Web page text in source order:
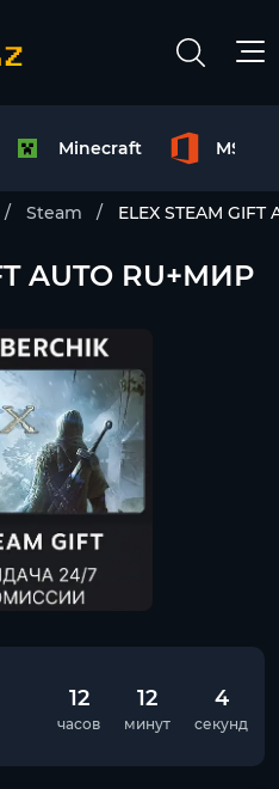
Minecraft MS
Steam ELEX STEAM
AUTO RU+МИР
12
часов
12
минут
3
секунд